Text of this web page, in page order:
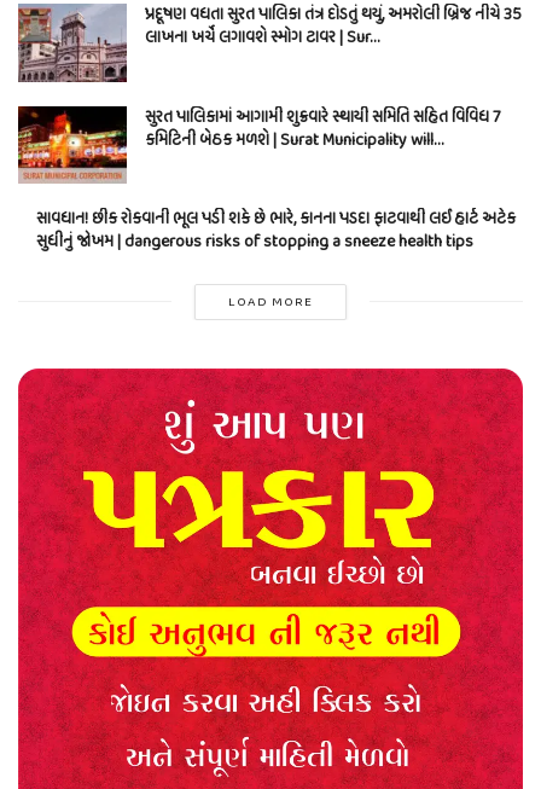
પ્રદૂષણ વધતા સુરત પાલિકા તંત્ર દોડતું થયું, અમરોલી બ્રિજ નીચે 35
લાખના ખર્ચે લગાવશે સ્મોગ ટાવર | Sur…
સુરત પાલિકામાં આગામી શુક્રવારે સ્થાયી સમિતિ સહિત વિવિધ 7
કમિટિની બેઠક મળશે | Surat Municipality will…
સાવધાન! છીંક રોકવાની ભૂલ પડી શકે છે ભારે, કાનના પડદા ફાટવાથી લઈ હાર્ટ અટેક
સુધીનું જોખમ | dangerous risks of stopping a sneeze health tips
LOAD MORE